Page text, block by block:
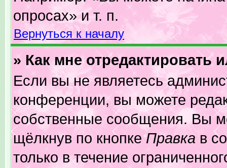
опросах» и т. п.
Вернуться к началу
» Как мне отредактировать
Если вы не являетесь
конференции, вы можете
собственные сообщения. Вы
щёлкнув по кнопкеПравка в
только в течение